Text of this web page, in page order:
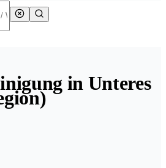
in Unteres